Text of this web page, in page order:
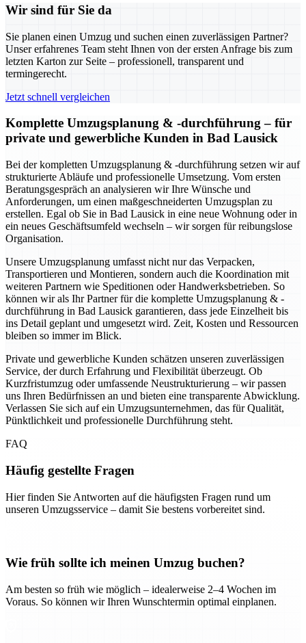
Wir sind für Sie da
Sie planen einen Umzug und suchen einen zuverlässigen Partner?
Unser erfahrenes Team steht Ihnen von der ersten Anfrage bis zum
letzten Karton zur Seite – professionell, transparent und
termingerecht.
Jetzt schnell vergleichen
Komplette Umzugsplanung & -durchführung – für
private und gewerbliche Kunden in Bad Lausick
Bei der kompletten Umzugsplanung & -durchführung setzen wir auf
strukturierte Abläufe und professionelle Umsetzung. Vom ersten
Beratungsgespräch an analysieren wir Ihre Wünsche und
Anforderungen, um einen maßgeschneiderten Umzugsplan zu
erstellen. Egal ob Sie in Bad Lausick in eine neue Wohnung oder in
ein neues Geschäftsumfeld wechseln – wir sorgen für reibungslose
Organisation.
Unsere Umzugsplanung umfasst nicht nur das Verpacken,
Transportieren und Montieren, sondern auch die Koordination mit
weiteren Partnern wie Speditionen oder Handwerksbetrieben. So
können wir als Ihr Partner für die komplette Umzugsplanung & -
durchführung in Bad Lausick garantieren, dass jede Einzelheit bis
ins Detail geplant und umgesetzt wird. Zeit, Kosten und Ressourcen
bleiben so immer im Blick.
Private und gewerbliche Kunden schätzen unseren zuverlässigen
Service, der durch Erfahrung und Flexibilität überzeugt. Ob
Kurzfristumzug oder umfassende Neustrukturierung – wir passen
uns Ihren Bedürfnissen an und bieten eine transparente Abwicklung.
Verlassen Sie sich auf ein Umzugsunternehmen, das für Qualität,
Pünktlichkeit und professionelle Durchführung steht.
FAQ
Häufig gestellte Fragen
Hier finden Sie Antworten auf die häufigsten Fragen rund um
unseren Umzugsservice – damit Sie bestens vorbereitet sind.
Wie früh sollte ich meinen Umzug buchen?
Am besten so früh wie möglich – idealerweise 2–4 Wochen im
Voraus. So können wir Ihren Wunschtermin optimal einplanen.